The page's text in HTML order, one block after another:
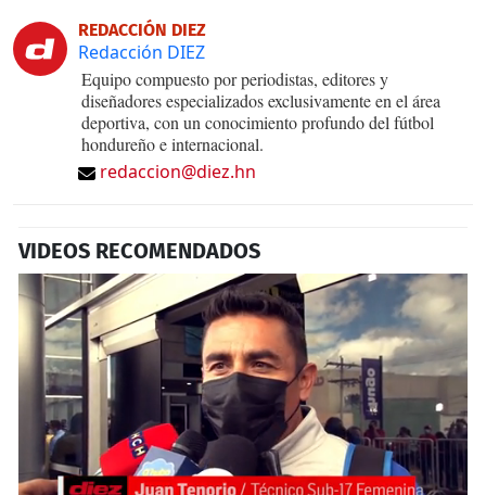
REDACCIÓN DIEZ
Redacción DIEZ
Equipo compuesto por periodistas, editores y
diseñadores especializados exclusivamente en el área
deportiva, con un conocimiento profundo del fútbol
hondureño e internacional.
redaccion@diez.hn
VIDEOS RECOMENDADOS